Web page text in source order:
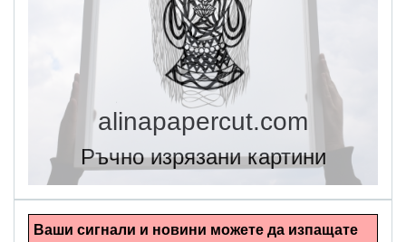
alinapapercut.com
Ръчно изрязани картини
Ваши сигнали и новини можете да изпащате